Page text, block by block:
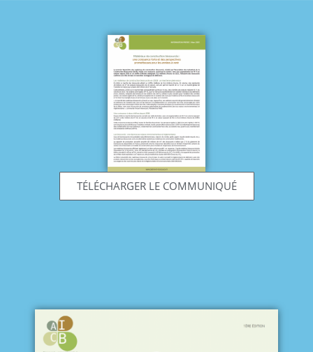
TÉLÉCHARGER LE COMMUNIQUÉ